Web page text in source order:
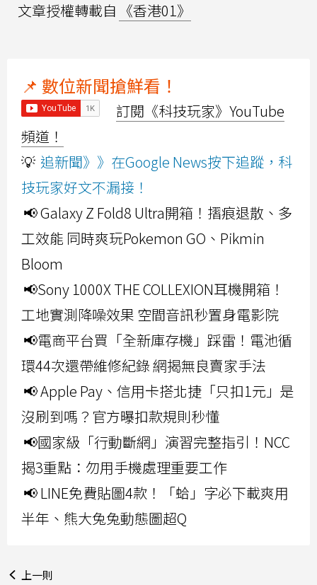
文章授權轉載自 《香港01》
📌 數位新聞搶鮮看！
訂閱《科技玩家》YouTube
頻道！
💡 追新聞》》在Google News按下追蹤，科
技玩家好文不漏接！
📢 Galaxy Z Fold8 Ultra開箱！摺痕退散、多
工效能 同時爽玩Pokemon GO、Pikmin
Bloom
📢Sony 1000X THE COLLEXION耳機開箱！
工地實測降噪效果 空間音訊秒置身電影院
📢電商平台買「全新庫存機」踩雷！電池循
環44次還帶維修紀錄 網揭無良賣家手法
📢 Apple Pay、信用卡搭北捷「只扣1元」是
沒刷到嗎？官方曝扣款規則秒懂
📢國家級「行動斷網」演習完整指引！NCC
揭3重點：勿用手機處理重要工作
📢 LINE免費貼圖4款！「蛤」字必下載爽用
半年、熊大兔兔動態圖超Q
上一則